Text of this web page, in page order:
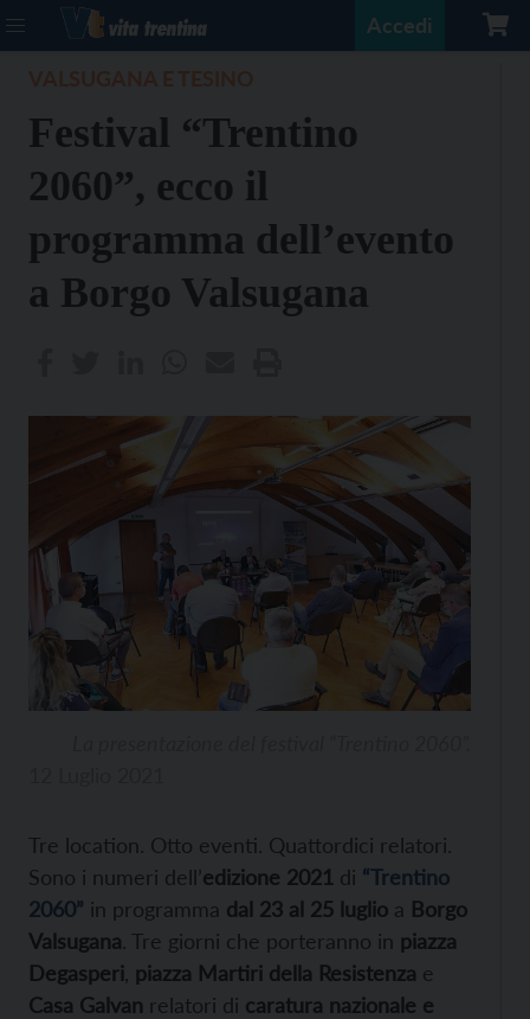
Accedi
Festival “Trentino
2060”, ecco il
programma dell’evento
a Borgo Valsugana
Tre location. Otto eventi. Quattordici relatori.
Sono i numeri dell’edizione 2021 di “Trentino
2060” in programma dal 23 al 25 luglio a Borgo
Valsugana. Tre giorni che porteranno in piazza
Degasperi piazza Martiri della Resistenza e
Casa Galvan relatori di caratura nazionale e